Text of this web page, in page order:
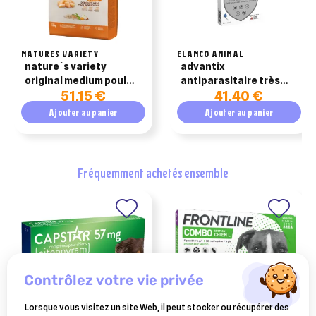
NATURES VARIETY
nature´s variety
original medium poulet
pour chien adulte 10kg
51,15 €
Ajouter au panier
ELANCO ANIMAL
advantix
antiparasitaire très
grands chiens plus de
40kg 4 pipettes
41,40 €
Ajouter au panier
fréquemment achetés ensemble
contrôlez votre vie privée
Lorsque vous visitez un site Web, il peut stocker ou récupérer des